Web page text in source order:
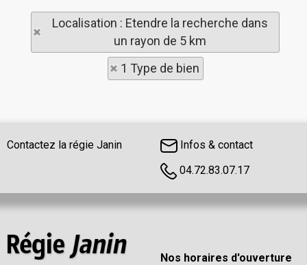
Localisation : Etendre la recherche dans
un rayon de 5 km
1 Type de bien
Contactez la régie Janin
Infos & contact
04.72.83.07.17
Nos horaires d'ouverture